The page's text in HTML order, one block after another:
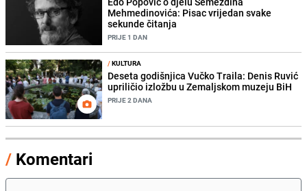
Mehmedinovića: Pisac vrijedan svake
sekunde čitanja
PRIJE 1 DAN
/KULTURA
Deseta godišnjica Vučko Traila: Denis Ruvić
upriličio izložbu u Zemaljskom muzeju BiH
PRIJE 2 DANA
/ Komentari